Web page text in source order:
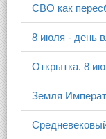
СВО как
8 июля - день
Открытка. 8
Земля